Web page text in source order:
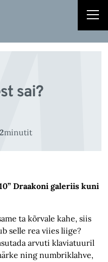
sai?
minutit
Draakoni galeriis kuni
ta kõrvale kahe, siis
selle rea viies liige?
arvuti klaviatuuril
ning numbriklahve,